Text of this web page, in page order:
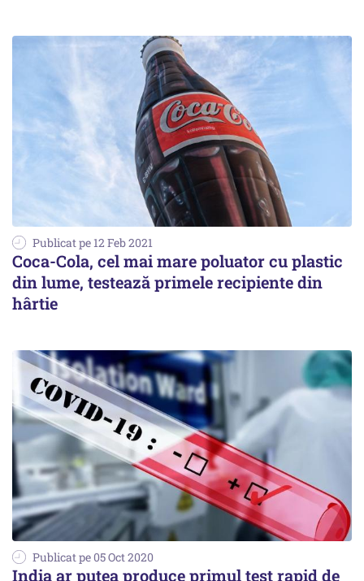
Publicat pe 12 Feb 2021
Coca-Cola, cel mai mare poluator cu plastic
din lume, testează primele recipiente din
hârtie
Publicat pe 05 Oct 2020
India ar putea produce primul test rapid de